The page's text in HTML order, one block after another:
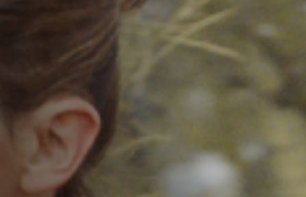
Infos pratiques
Jeune Public
Scolaire